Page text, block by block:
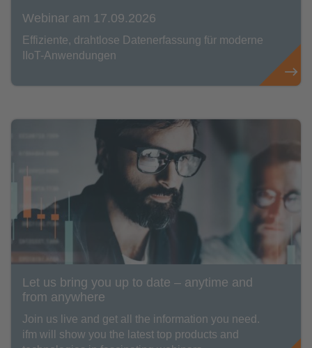
Webinar am 17.09.2026
Effiziente, drahtlose Datenerfassung für moderne
IIoT-Anwendungen
Let us bring you up to date – anytime and
from anywhere
Join us live and get all the information you need.
ifm will show you the latest top products and